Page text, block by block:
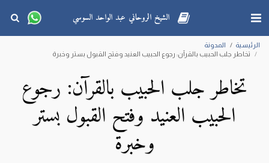
الشيخ الروحاني عبد الواحد السوسي
الرئيسية
المدونة
تخاطر جلب الحبيب بالقرآن: رجوع الحبيب العنيد وفتح القبول بستر وخبرة
تخاطر جلب الحبيب بالقرآن: رجوع
الحبيب العنيد وفتح القبول بستر
وخبرة